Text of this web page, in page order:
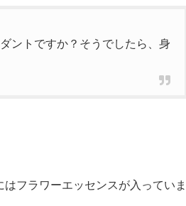
ントですか？そうでしたら、身
フラワーエッセンスが入っていま